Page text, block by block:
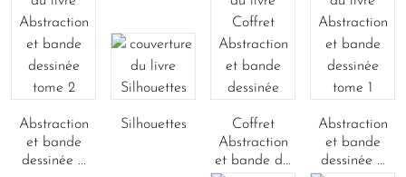
Abstraction
et bande
dessinée ...
Silhouettes
Coffret
Abstraction
et bande d...
Abstraction
et bande
dessinée ...